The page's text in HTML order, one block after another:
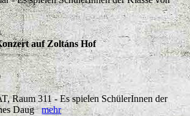
auf Zoltáns Hof
Raum 311 - Es spielen SchülerInnen der
Daugmehr